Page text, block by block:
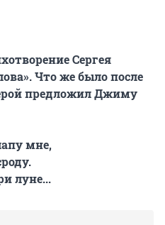
Сергея
Что же было после
предложил Джиму
мне,
луне...